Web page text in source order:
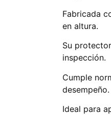
Fabricada
en altura.
Su
inspección.
Cumple
desempeño.
Ideal para